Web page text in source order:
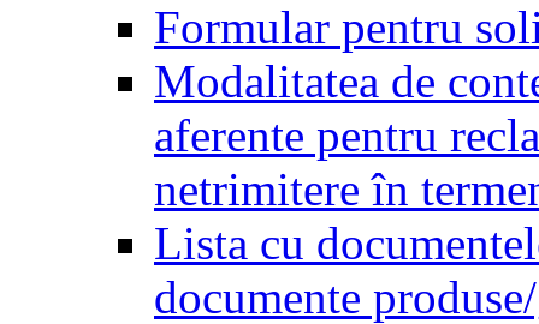
Formular pentru
Modalitatea de
aferente pentru
netrimitere în
Lista cu
documente